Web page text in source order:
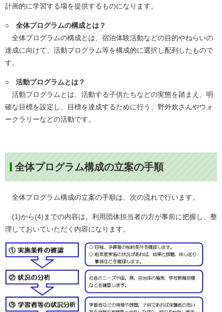
計画的に学習する場を提供するものになります。
○ 全体プログラムの構成とは？
全体プログラムの構成とは、宿泊体験活動などの目的やねらいの
達成に向けて、活動プログラム等を構成的に選択し配列したもので
す。
○ 活動プログラムとは？
活動プログラムとは、活動する子供たちなどの実態を踏まえ、明
確な目標を設定し、目標を達成するために行う、野外炊さんやウォ
ークラリーなどの活動です。
全体プログラム構成の立案の手順
全体プログラム構成の立案の手順は、次の流れで行います。
(1)から(4)までの内容は、利用団体担当者の方が事前に把握し、整
理しておいていただく内容になります。